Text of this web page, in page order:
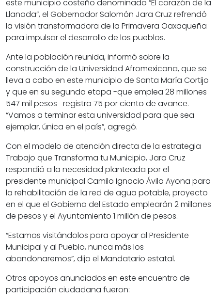
este municipio costeño denominado “El corazón de la
Llanada”, el Gobernador Salomón Jara Cruz refrendó
la visión transformadora de la Primavera Oaxaqueña
para impulsar el desarrollo de los pueblos.
Ante la población reunida, informó sobre la
construcción de la Universidad Afromexicana, que se
lleva a cabo en este municipio de Santa María Cortijo
y que en su segunda etapa -que emplea 28 millones
547 mil pesos- registra 75 por ciento de avance.
“Vamos a terminar esta universidad para que sea
ejemplar, única en el país”, agregó.
Con el modelo de atención directa de la estrategia
Trabajo que Transforma tu Municipio, Jara Cruz
respondió a la necesidad planteada por el
presidente municipal Camilo Ignacio Ávila Ayona para
la rehabilitación de la red de agua potable, proyecto
en el que el Gobierno del Estado emplearán 2 millones
de pesos y el Ayuntamiento 1 millón de pesos.
“Estamos visitándolos para apoyar al Presidente
Municipal y al Pueblo, nunca más los
abandonaremos”, dijo el Mandatario estatal.
Otros apoyos anunciados en este encuentro de
participación ciudadana fueron: